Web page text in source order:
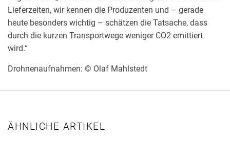
Lieferzeiten, wir kennen die Produzenten und – gerade
heute besonders wichtig – schätzen die Tatsache, dass
durch die kurzen Transportwege weniger CO2 emittiert
wird.“
Drohnenaufnahmen: © Olaf Mahlstedt
ÄHNLICHE ARTIKEL